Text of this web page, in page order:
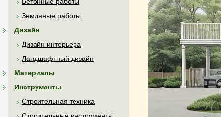
Земляные работы
Дизайн
Дизайн интерьера
Ландшафтный дизайн
Материалы
Инструменты
Строительная техника